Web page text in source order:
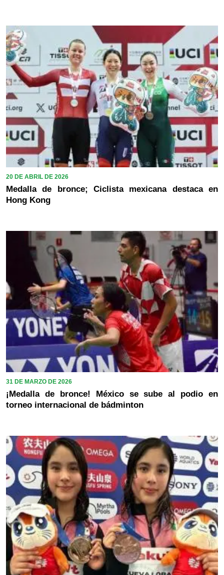
20 DE ABRIL DE 2026
Medalla de bronce; Ciclista mexicana destaca en
Hong Kong
31 DE MARZO DE 2026
¡Medalla de bronce! México se sube al podio en
torneo internacional de bádminton